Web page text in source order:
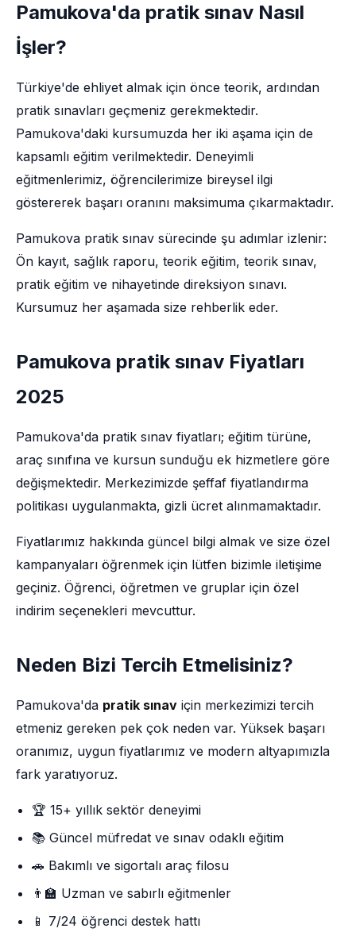
Pamukova'da pratik sınav Nasıl
İşler?
Türkiye'de ehliyet almak için önce teorik, ardından
pratik sınavları geçmeniz gerekmektedir.
Pamukova'daki kursumuzda her iki aşama için de
kapsamlı eğitim verilmektedir. Deneyimli
eğitmenlerimiz, öğrencilerimize bireysel ilgi
göstererek başarı oranını maksimuma çıkarmaktadır.
Pamukova pratik sınav sürecinde şu adımlar izlenir:
Ön kayıt, sağlık raporu, teorik eğitim, teorik sınav,
pratik eğitim ve nihayetinde direksiyon sınavı.
Kursumuz her aşamada size rehberlik eder.
Pamukova pratik sınav Fiyatları
2025
Pamukova'da pratik sınav fiyatları; eğitim türüne,
araç sınıfına ve kursun sunduğu ek hizmetlere göre
değişmektedir. Merkezimizde şeffaf fiyatlandırma
politikası uygulanmakta, gizli ücret alınmamaktadır.
Fiyatlarımız hakkında güncel bilgi almak ve size özel
kampanyaları öğrenmek için lütfen bizimle iletişime
geçiniz. Öğrenci, öğretmen ve gruplar için özel
indirim seçenekleri mevcuttur.
Neden Bizi Tercih Etmelisiniz?
Pamukova'da pratik sınav için merkezimizi tercih
etmeniz gereken pek çok neden var. Yüksek başarı
oranımız, uygun fiyatlarımız ve modern altyapımızla
fark yaratıyoruz.
🏆 15+ yıllık sektör deneyimi
📚 Güncel müfredat ve sınav odaklı eğitim
🚗 Bakımlı ve sigortalı araç filosu
👨‍🏫 Uzman ve sabırlı eğitmenler
📱 7/24 öğrenci destek hattı